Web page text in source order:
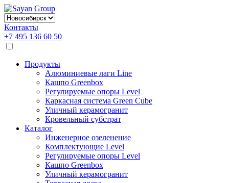
Контакты
+7 495 136 60 50
Продукты
Алюминиевые лаги Line
Кашпо Greenbox
Регулируемые опоры Level
Каркасная система Green Cube
Уличный керамогранит
Кровельный субстрат
Каталог
Инженерное озеленение
Комплектующие Level
Регулируемые опоры Level
Кашпо Greenbox
Уличный керамогранит